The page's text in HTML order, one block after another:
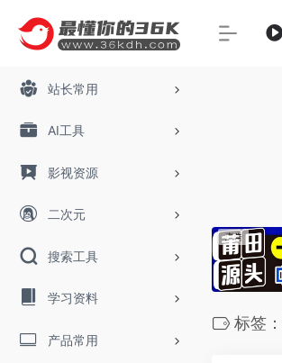
站长常用
AI工具
影视资源
二次元
搜索工具
学习资料
产品常用
标签